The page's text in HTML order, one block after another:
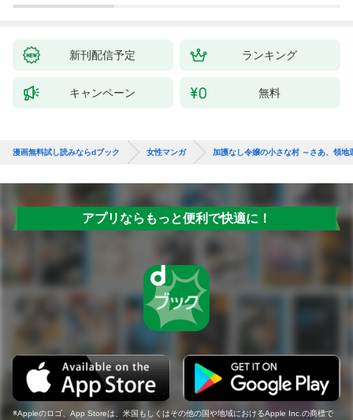
新刊配信予定 ランキング
キャンペーン 無料
漫画無料試し読みならdブック 女性マンガ 加護なし令嬢の小さな村 ～さあ、領地
アプリならもっと便利で快適に！
Appleのロゴ、App Storeは、米国もしくはその他の国や地域におけるApple Inc.の商標で